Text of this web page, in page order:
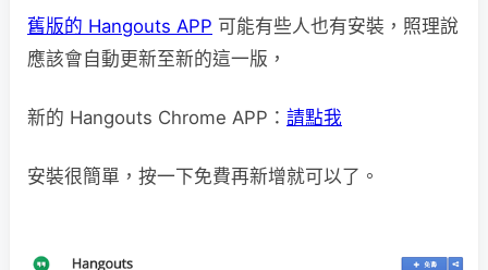
舊版的 Hangouts APP 可能有些人也有安裝，照理說
應該會自動更新至新的這一版，
新的 Hangouts Chrome APP： 請點我
安裝很簡單，按一下免費再新增就可以了。